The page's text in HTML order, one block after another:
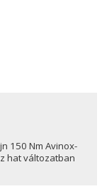
150 Nm Avinox-
hat változatban